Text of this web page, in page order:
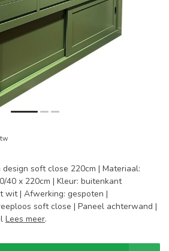
soft close 220cm | Materiaal:
40 x 220cm | Kleur: buitenkant
wit | Afwerking: gespoten |
soft close | Paneel achterwand |
Lees meer.